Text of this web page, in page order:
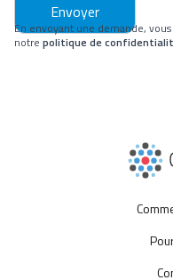
Envoyer
En envoyant une demande,
notre politique de